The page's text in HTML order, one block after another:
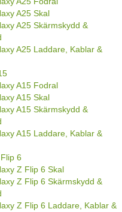
A25 Skal
A25 Skärmskydd &
A25 Laddare, Kablar &
A15 Fodral
A15 Skal
A15 Skärmskydd &
A15 Laddare, Kablar &
6
Z Flip 6 Skal
Z Flip 6 Skärmskydd &
Z Flip 6 Laddare, Kablar &